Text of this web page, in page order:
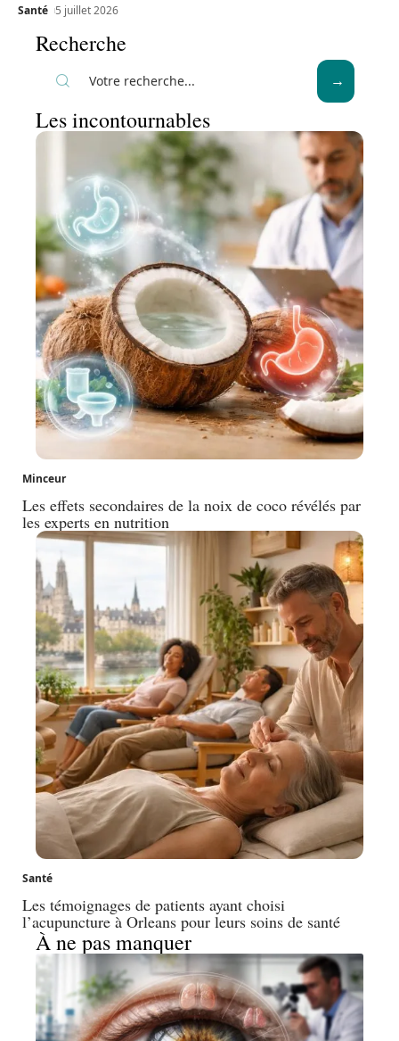
Santé 5 juillet 2026
Recherche
Les incontournables
Minceur
Les effets secondaires de la noix de coco révélés par
les experts en nutrition
Santé
Les témoignages de patients ayant choisi
l’acupuncture à Orleans pour leurs soins de santé
À ne pas manquer